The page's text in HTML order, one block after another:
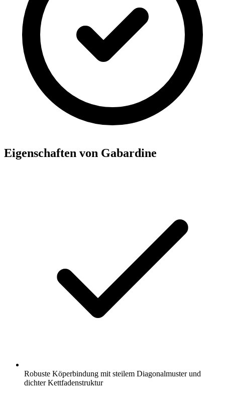
Eigenschaften von Gabardine
Robuste Köperbindung mit steilem Diagonalmuster und
dichter Kettfadenstruktur